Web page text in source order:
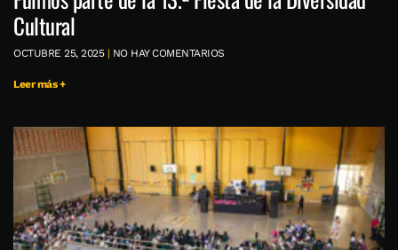
Cultural
OCTUBRE 25, 2025 NO HAY COMENTARIOS
Leer más +